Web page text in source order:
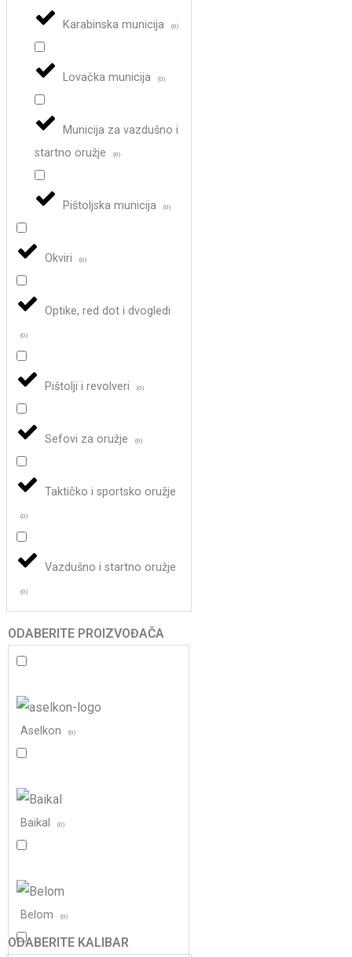
Karabinska municija (0)
Lovačka municija (0)
Municija za vazdušno i
startno oružje
(0)
Pištoljska municija (0)
Okviri (0)
Optike, red dot i dvogledi
(0)
Pištolji i revolveri (0)
Sefovi za oružje (0)
Taktičko i sportsko oružje
(0)
Vazdušno i startno oružje
(0)
ODABERITE PROIZVOĐAČA
Aselkon (0)
Baikal (0)
Belom (0)
ODABERITE KALIBAR